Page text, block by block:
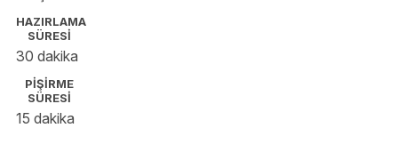
HAZIRLAMA
SÜRESİ
30 dakika
PİŞİRME
SÜRESİ
15 dakika